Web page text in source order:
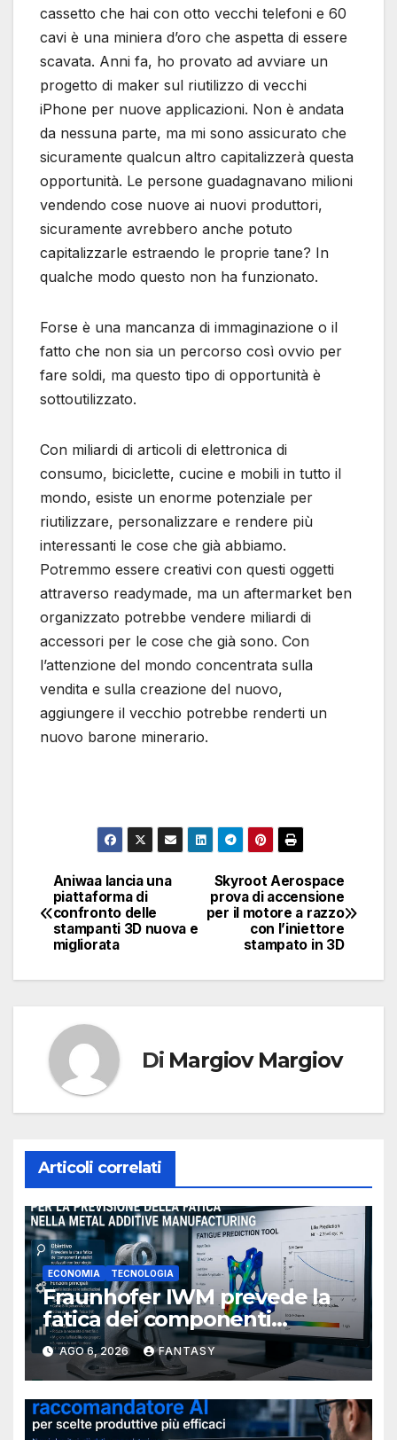
cassetto che hai con otto vecchi telefoni e 60
cavi è una miniera d’oro che aspetta di essere
scavata. Anni fa, ho provato ad avviare un
progetto di maker sul riutilizzo di vecchi
iPhone per nuove applicazioni. Non è andata
da nessuna parte, ma mi sono assicurato che
sicuramente qualcun altro capitalizzerà questa
opportunità. Le persone guadagnavano milioni
vendendo cose nuove ai nuovi produttori,
sicuramente avrebbero anche potuto
capitalizzarle estraendo le proprie tane? In
qualche modo questo non ha funzionato.
Forse è una mancanza di immaginazione o il
fatto che non sia un percorso così ovvio per
fare soldi, ma questo tipo di opportunità è
sottoutilizzato.
Con miliardi di articoli di elettronica di
consumo, biciclette, cucine e mobili in tutto il
mondo, esiste un enorme potenziale per
riutilizzare, personalizzare e rendere più
interessanti le cose che già abbiamo.
Potremmo essere creativi con questi oggetti
attraverso readymade, ma un aftermarket ben
organizzato potrebbe vendere miliardi di
accessori per le cose che già sono. Con
l’attenzione del mondo concentrata sulla
vendita e sulla creazione del nuovo,
aggiungere il vecchio potrebbe renderti un
nuovo barone minerario.
Navigazione
articoli
Skyroot Aerospace
prova di accensione
per il motore a razzo
con l’iniettore
stampato in 3D
Aniwaa lancia una
piattaforma di
confronto delle
stampanti 3D nuova e
migliorata
Di Margiov Margiov
Articoli correlati
ECONOMIA TECNOLOGIA
Fraunhofer IWM prevede la
fatica dei componenti
metallici stampati in 3D
AGO 6, 2026 FANTASY